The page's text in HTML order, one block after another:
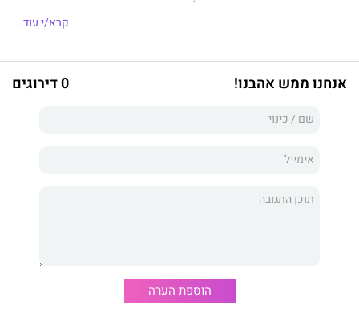
אנשים אחרים, את האנרגיה שלהם ואת התסמינים הגופניים שהם
מדריך
האמפת, למשל אינטואיציה, חמלה, יצירתיות וחיבור רוחני.
הספר שלפנינו – מעשי, מעצים ואוהב – נוצר כדי לתמוך באמפתים
שפעמים רבות איננו רגיש. הספר מסייע לאמפתים באתגרים
המיוחדים להם, ומאפשר ליקיריהם להבין טוב יותר את צורכיהם של
אנשים. ד"ר אורלוף מציעה בספר כמה התנסויות חיוניות ובהן:
מהתמכרויות ומתשישות החמלה, תוך כדי חידוש אנרגיית החיים
אסטרטגיות פשוטות ויעילות להפסיק לספוח מתחים ותסמינים
קרא/י עוד..
אנחנו ממש אהבנו! 0 דירוגים
הוספת הערה